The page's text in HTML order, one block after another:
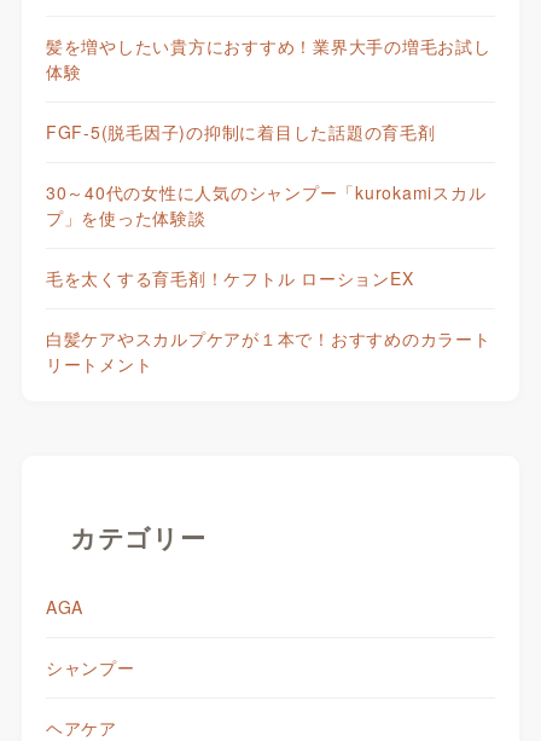
髪を増やしたい貴方におすすめ！業界大手の増毛お試し
体験
FGF-5(脱毛因子)の抑制に着目した話題の育毛剤
30～40代の女性に人気のシャンプー「kurokamiスカル
プ」を使った体験談
毛を太くする育毛剤！ケフトル ローションEX
白髪ケアやスカルプケアが１本で！おすすめのカラート
リートメント
カテゴリー
AGA
シャンプー
ヘアケア